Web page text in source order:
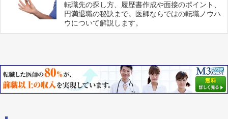
転職先の探し方、履歴書作成や面接のポイント、
円満退職の秘訣まで。医師ならではの転職ノウハ
ウについて解説します。